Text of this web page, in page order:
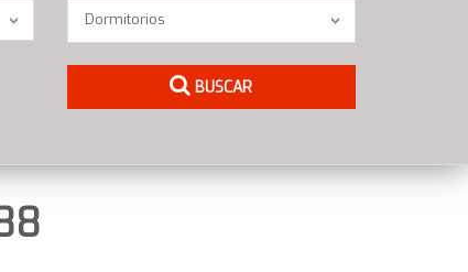
Dormitorios
Dormitorios
BUSCAR